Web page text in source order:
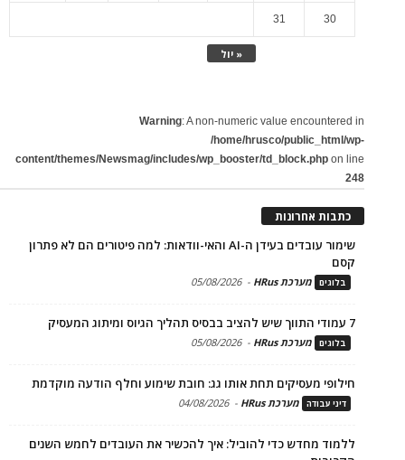
« יול
30
31
Warning: A non-numeric value encountered in
/home/hrusco/public_html/wp-
content/themes/Newsmag/includes/wp_booster/td_block.php on line
248
כתבות אחרונות
שימור עובדים בעידן ה-AI והאי-וודאות: למה פיטורים הם לא פתרון
קסם
בלוגים מערכת HRus -
05/08/2026
7 עמודי התווך שיש להציב בבסיס תהליך הגיוס ומיתוג המעסיק
בלוגים מערכת HRus -
05/08/2026
חילופי מעסיקים תחת אותו גג: חובת שימוע וחלף הודעה מוקדמת
דיני עבודה מערכת HRus -
04/08/2026
ללמוד מחדש כדי להוביל: איך להכשיר את העובדים לחמש השנים